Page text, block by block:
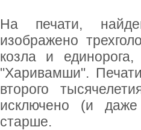
На печати,
изображено
козла и единорога,
"Харивамши".
второго
исключено (и
старше.